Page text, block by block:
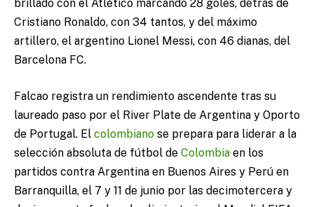
brillado con el Atlético marcando 28 goles, detrás de
Cristiano Ronaldo, con 34 tantos, y del máximo
artillero, el argentino Lionel Messi, con 46 dianas, del
Barcelona FC.
Falcao registra un rendimiento ascendente tras su
laureado paso por el River Plate de Argentina y Oporto
de Portugal. El colombiano se prepara para liderar a la
selección absoluta de fútbol de Colombia en los
partidos contra Argentina en Buenos Aires y Perú en
Barranquilla, el 7 y 11 de junio por las decimotercera y